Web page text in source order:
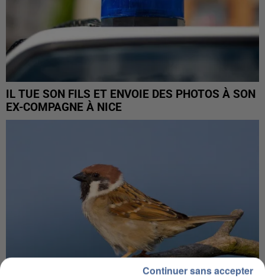
IL TUE SON FILS ET ENVOIE DES PHOTOS À SON
EX-COMPAGNE À NICE
Continuer sans accepter